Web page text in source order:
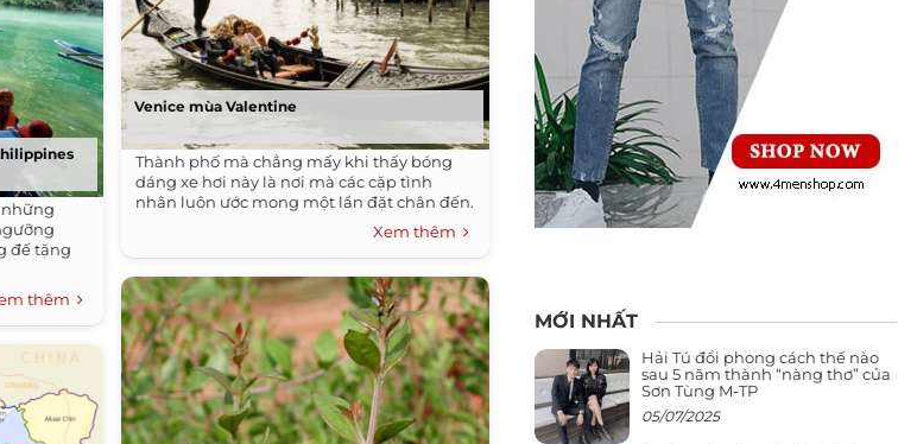
những
đế tặng
thêm
Venice mùa Valentine
Thành phố mà chẳng mấy khi thấy bóng
dáng xe hơi này là nơi mà các cặp tình
nhân luôn ước mong một lần đặt chân đến.
Xem thêm
MỚI NHẤT
Hải Tú đổi phong cách thế nào
sau 5 năm thành “nàng thơ” của
Sơn Tùng M-TP
05/07/2025